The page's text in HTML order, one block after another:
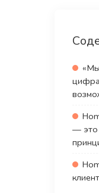
— это